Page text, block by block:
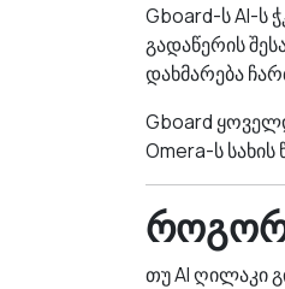
Gboard-ს AI-ს
გადაწერის
დახმარება
Gboard
Omera-ს
თუ AI ღილაკი